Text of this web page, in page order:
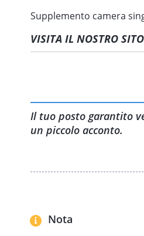
Supplemento camera
VISITA IL NOSTRO
Il tuo posto garantito
un piccolo acconto.
Nota